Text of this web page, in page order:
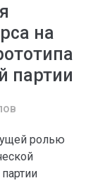
на
партии
ролью